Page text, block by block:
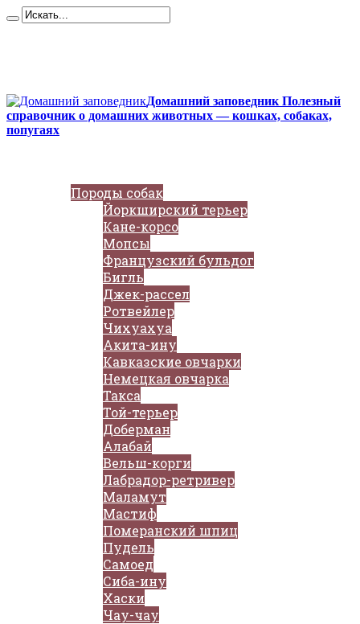
Домашний заповедник Полезный
справочник о домашних животных — кошках, собаках,
попугаях
Породы собак
Йоркширский терьер
Кане-корсо
Мопсы
Французский бульдог
Бигль
Джек-рассел
Ротвейлер
Чихуахуа
Акита-ину
Кавказские овчарки
Немецкая овчарка
Такса
Той-терьер
Доберман
Алабай
Вельш-корги
Лабрадор-ретривер
Маламут
Мастиф
Померанский шпиц
Пудель
Самоед
Сиба-ину
Хаски
Чау-чау